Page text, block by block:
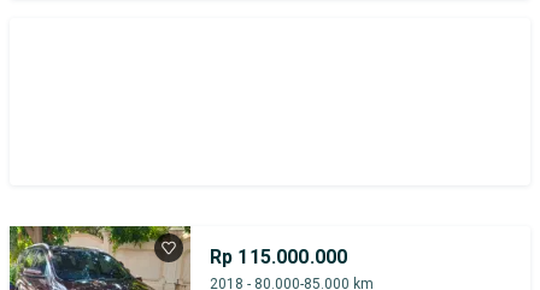
Rp 115.000.000
2018 - 80.000-85.000 km